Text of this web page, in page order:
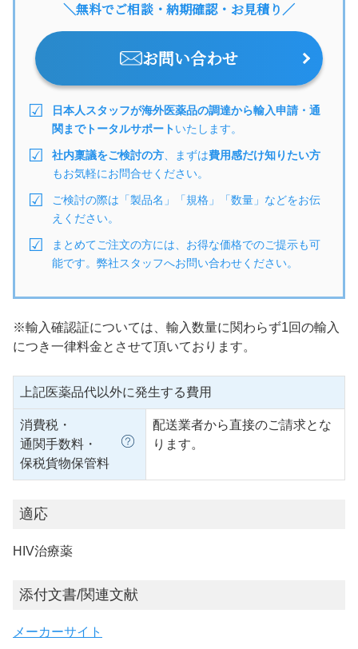
＼無料でご相談・納期確認・お見積り／
お問い合わせ
日本人スタッフが海外医薬品の調達から輸入申請・通
関までトータルサポートいたします。
社内稟議をご検討の方 、まずは費用感だけ知りたい方
もお気軽にお問合せください。
ご検討の際は「製品名」「規格」「数量」などをお伝
えください。
まとめてご注文の方には、お得な価格でのご提示も可
能です。弊社スタッフへお問い合わせください。
※輸入確認証については、輸入数量に関わらず1回の輸入
につき一律料金とさせて頂いております。
上記医薬品代以外に発生する費用
消費税・
通関手数料・
保税貨物保管料
配送業者から直接のご請求とな
ります。
適応
HIV治療薬
添付文書/関連文献
メーカーサイト